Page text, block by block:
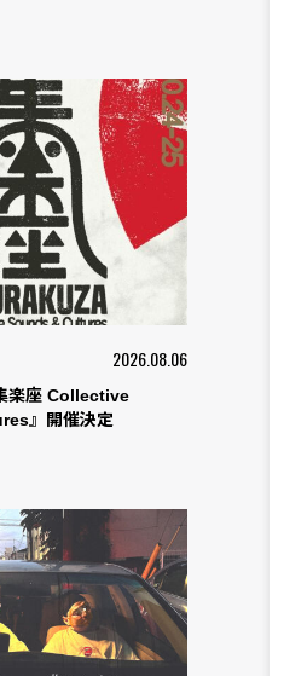
2026.08.06
楽座 Collective
』開催決定